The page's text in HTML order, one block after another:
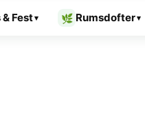
Fest▾ 🌿 Rumsdofter▾